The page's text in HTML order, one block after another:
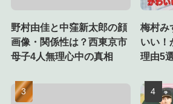
野村由佳と中窪新太郎の顔
画像・関係性は？西東京市
母子4人無理心中の真相
梅村み
いい！
理由5